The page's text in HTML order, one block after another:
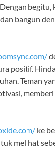
begitu,
bangun
positif.
Teman
memberi
ke
melihat